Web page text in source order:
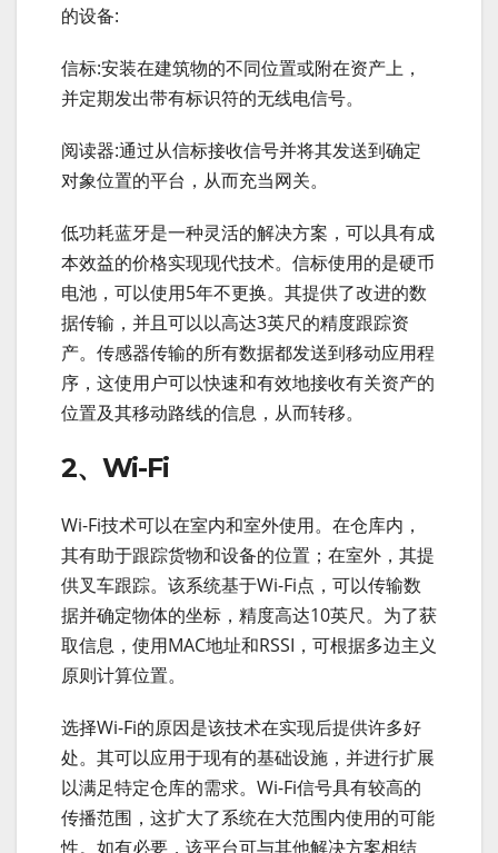
的设备:
信标:安装在建筑物的不同位置或附在资产上，
并定期发出带有标识符的无线电信号。
阅读器:通过从信标接收信号并将其发送到确定
对象位置的平台，从而充当网关。
低功耗蓝牙是一种灵活的解决方案，可以具有成
本效益的价格实现现代技术。信标使用的是硬币
电池，可以使用5年不更换。其提供了改进的数
据传输，并且可以以高达3英尺的精度跟踪资
产。传感器传输的所有数据都发送到移动应用程
序，这使用户可以快速和有效地接收有关资产的
位置及其移动路线的信息，从而转移。
2、Wi-Fi
Wi-Fi技术可以在室内和室外使用。在仓库内，
其有助于跟踪货物和设备的位置；在室外，其提
供叉车跟踪。该系统基于Wi-Fi点，可以传输数
据并确定物体的坐标，精度高达10英尺。为了获
取信息，使用MAC地址和RSSI，可根据多边主义
原则计算位置。
选择Wi-Fi的原因是该技术在实现后提供许多好
处。其可以应用于现有的基础设施，并进行扩展
以满足特定仓库的需求。Wi-Fi信号具有较高的
传播范围，这扩大了系统在大范围内使用的可能
性。如有必要，该平台可与其他解决方案相结